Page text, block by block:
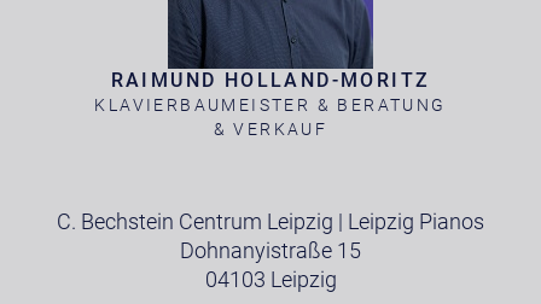
RAIMUND HOLLAND-MORITZ
KLAVIERBAUMEISTER & BERATUNG
& VERKAUF
C. Bechstein Centrum Leipzig | Leipzig Pianos
Dohnanyistraße 15
04103 Leipzig